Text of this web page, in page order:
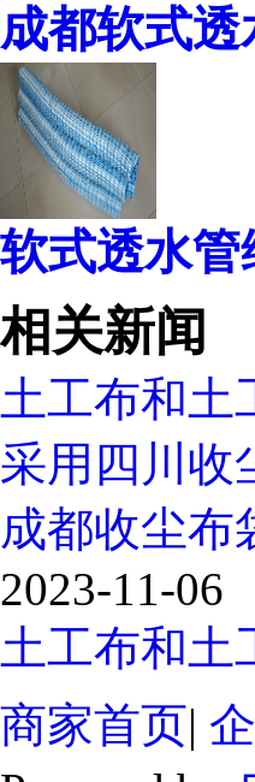
成都软式
软式透水管
相关新闻
土工布和土
采用四川收
成都收尘布
2023-11-06
土工布和土
商家首页|